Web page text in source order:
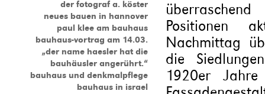
der fotograf a. köster
neues bauen in hannover
paul klee am bauhaus
bauhaus-vortrag am 14.03.
„der name haesler hat die
bauhäusler angerührt.“
bauhaus und denkmalpflege
bauhaus in israel
Positionen
Nachmittag
die
1920er